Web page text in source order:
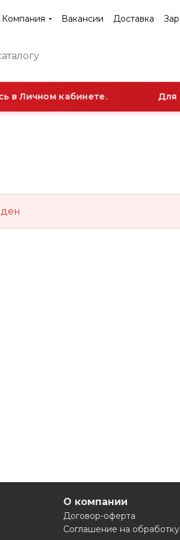
Компания Вакансии Доставка
в Личном кабинете. Для
О компании
Договор-оферта
Соглашение на обработку